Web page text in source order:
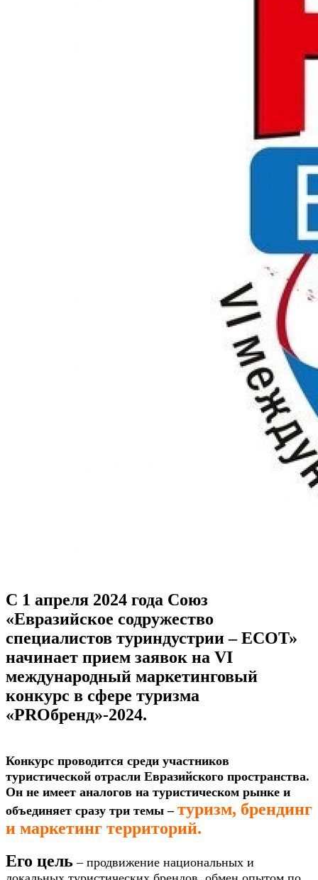
С 1 апреля 2024 года Союз
«Евразийское содружество
специалистов туриндустрии – ЕСОТ»
начинает прием заявок на VI
международный маркетинговый
конкурс в сфере туризма
«PROбренд»-2024.
Конкурс проводится среди участников
туристической отрасли Евразийского пространства.
Он не имеет аналогов на туристическом рынке и
объединяет сразу три темы – туризм, брендинг
и маркетинг территорий.
Его цель – продвижение национальных и